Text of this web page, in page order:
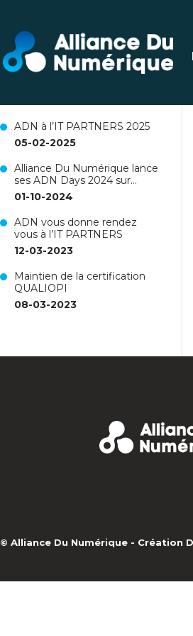
Dernières actualités
Renouvellement de la
ADN à l’IT PARTNERS 2025
05-02-2025
Alliance Du Numérique lance
ses ADN Days 2024 sur
Nantes !
01-10-2024
ADN vous donne rendez
vous à l’IT PARTNERS
12-03-2023
Maintien de la certification
QUALIOPI
08-03-2023
© Alliance Du Numérique - Création